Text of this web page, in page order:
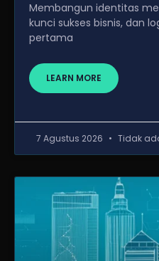
Membangun identitas
kunci sukses bisnis, dan
pertama
LEARN MORE
7 Agustus 2026 Tidak